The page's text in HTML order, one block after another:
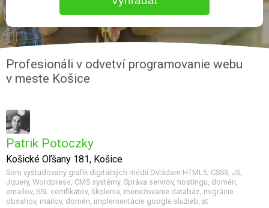
Profesionáli v odvetví programovanie webu
v meste Košice
Patrik Potoczky
Košické Oľšany 181, Košice
Som vyštudovaný grafik digitálných médií.Ovládam HTML5, CSS3, JS,
Jquery, Wordpress, CMS systémy. Správa servrov, hostingu, domén,
emailov, SSL certifikatov, školenia, menežovanie databáz, migrácie
obsahov, mailov, domén, implementácie google služieb, at